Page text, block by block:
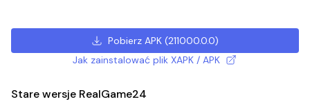
Pobierz APK(211000.0.0)
Jak zainstalować plik XAPK / APK
Stare wersje RealGame24